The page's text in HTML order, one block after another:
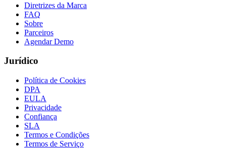
Diretrizes da Marca
FAQ
Sobre
Parceiros
Agendar Demo
Jurídico
Política de Cookies
DPA
EULA
Privacidade
Confiança
SLA
Termos e Condições
Termos de Serviço